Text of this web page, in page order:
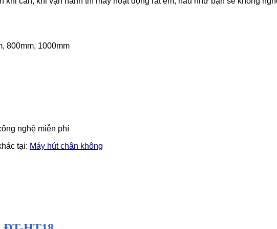
800mm, 1000mm
ông nghệ miễn phí
tại: Máy hút chân không